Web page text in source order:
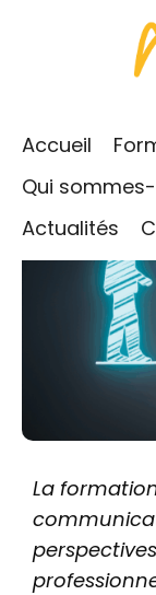
Accueil
Qui
Actualités
Formation
La